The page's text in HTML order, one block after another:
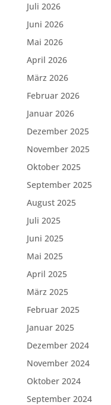
Juli 2026
Juni 2026
Mai 2026
April 2026
März 2026
Februar 2026
Januar 2026
Dezember 2025
November 2025
Oktober 2025
September 2025
August 2025
Juli 2025
Juni 2025
Mai 2025
April 2025
März 2025
Februar 2025
Januar 2025
Dezember 2024
November 2024
Oktober 2024
September 2024